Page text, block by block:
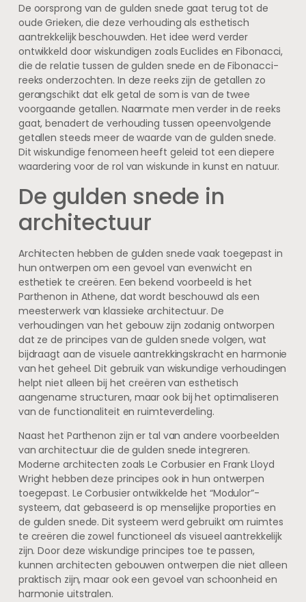
De oorsprong van de gulden snede gaat terug tot de
oude Grieken, die deze verhouding als esthetisch
aantrekkelijk beschouwden. Het idee werd verder
ontwikkeld door wiskundigen zoals Euclides en Fibonacci,
die de relatie tussen de gulden snede en de Fibonacci-
reeks onderzochten. In deze reeks zijn de getallen zo
gerangschikt dat elk getal de som is van de twee
voorgaande getallen. Naarmate men verder in de reeks
gaat, benadert de verhouding tussen opeenvolgende
getallen steeds meer de waarde van de gulden snede.
Dit wiskundige fenomeen heeft geleid tot een diepere
waardering voor de rol van wiskunde in kunst en natuur.
De gulden snede in
architectuur
Architecten hebben de gulden snede vaak toegepast in
hun ontwerpen om een gevoel van evenwicht en
esthetiek te creëren. Een bekend voorbeeld is het
Parthenon in Athene, dat wordt beschouwd als een
meesterwerk van klassieke architectuur. De
verhoudingen van het gebouw zijn zodanig ontworpen
dat ze de principes van de gulden snede volgen, wat
bijdraagt aan de visuele aantrekkingskracht en harmonie
van het geheel. Dit gebruik van wiskundige verhoudingen
helpt niet alleen bij het creëren van esthetisch
aangename structuren, maar ook bij het optimaliseren
van de functionaliteit en ruimteverdeling.
Naast het Parthenon zijn er tal van andere voorbeelden
van architectuur die de gulden snede integreren.
Moderne architecten zoals Le Corbusier en Frank Lloyd
Wright hebben deze principes ook in hun ontwerpen
toegepast. Le Corbusier ontwikkelde het “Modulor”-
systeem, dat gebaseerd is op menselijke proporties en
de gulden snede. Dit systeem werd gebruikt om ruimtes
te creëren die zowel functioneel als visueel aantrekkelijk
zijn. Door deze wiskundige principes toe te passen,
kunnen architecten gebouwen ontwerpen die niet alleen
praktisch zijn, maar ook een gevoel van schoonheid en
harmonie uitstralen.